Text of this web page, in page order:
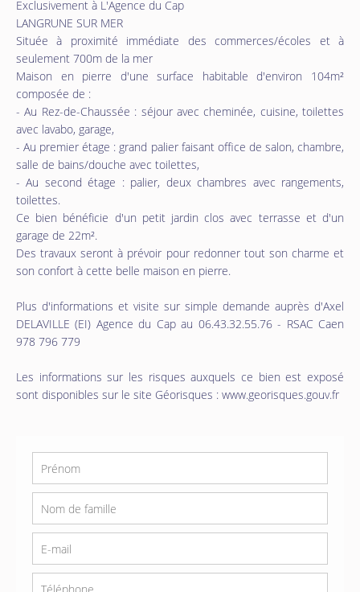
Exclusivement à L'Agence du Cap
LANGRUNE SUR MER
Située à proximité immédiate des commerces/écoles et à
seulement 700m de la mer
Maison en pierre d'une surface habitable d'environ 104m²
composée de :
- Au Rez-de-Chaussée : séjour avec cheminée, cuisine, toilettes
avec lavabo, garage,
- Au premier étage : grand palier faisant office de salon, chambre,
salle de bains/douche avec toilettes,
- Au second étage : palier, deux chambres avec rangements,
toilettes.
Ce bien bénéficie d'un petit jardin clos avec terrasse et d'un
garage de 22m².
Des travaux seront à prévoir pour redonner tout son charme et
son confort à cette belle maison en pierre.
Plus d'informations et visite sur simple demande auprès d'Axel
DELAVILLE (EI) Agence du Cap au 06.43.32.55.76 - RSAC Caen
978 796 779
Les informations sur les risques auxquels ce bien est exposé
sont disponibles sur le site Géorisques : www.georisques.gouv.fr